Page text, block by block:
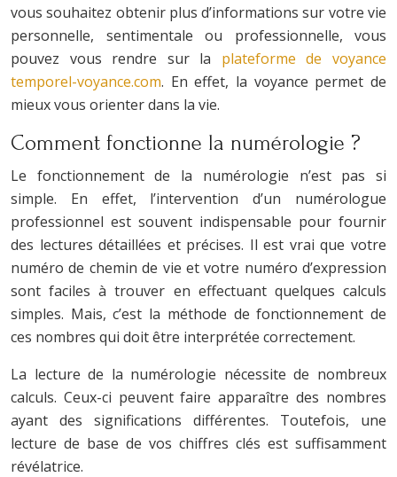
vous souhaitez obtenir plus d’informations sur votre vie
personnelle, sentimentale ou professionnelle, vous
pouvez vous rendre sur la plateforme de voyance
temporel-voyance.com. En effet, la voyance permet de
mieux vous orienter dans la vie.
Comment fonctionne la numérologie ?
Le fonctionnement de la numérologie n’est pas si
simple. En effet, l’intervention d’un numérologue
professionnel est souvent indispensable pour fournir
des lectures détaillées et précises. Il est vrai que votre
numéro de chemin de vie et votre numéro d’expression
sont faciles à trouver en effectuant quelques calculs
simples. Mais, c’est la méthode de fonctionnement de
ces nombres qui doit être interprétée correctement.
La lecture de la numérologie nécessite de nombreux
calculs. Ceux-ci peuvent faire apparaître des nombres
ayant des significations différentes. Toutefois, une
lecture de base de vos chiffres clés est suffisamment
révélatrice.